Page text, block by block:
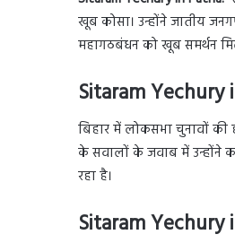
खूब कोसा। उन्होंने जातीय
महागठबंधन को खूब समर्थन
Sitaram
बिहार में लोकसभा चुनावों की
के सवालों के जवाब में उन्होंने
रहा है।
Sitaram